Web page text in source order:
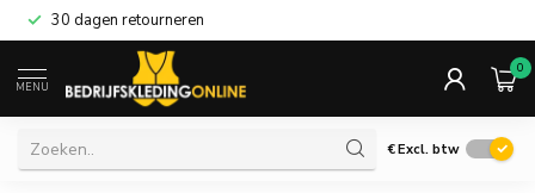
30 dagen retourneren
MENU
0
€Excl. btw